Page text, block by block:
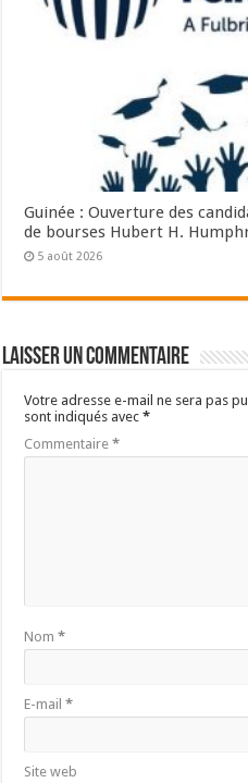
Guinée : Ouverture des
de bourses Hubert H.
5 août 2026
Laisser un commentaire
Votre adresse e-mail ne sera pas
sont indiqués avec*
Commentaire*
Nom*
E-mail*
Site web